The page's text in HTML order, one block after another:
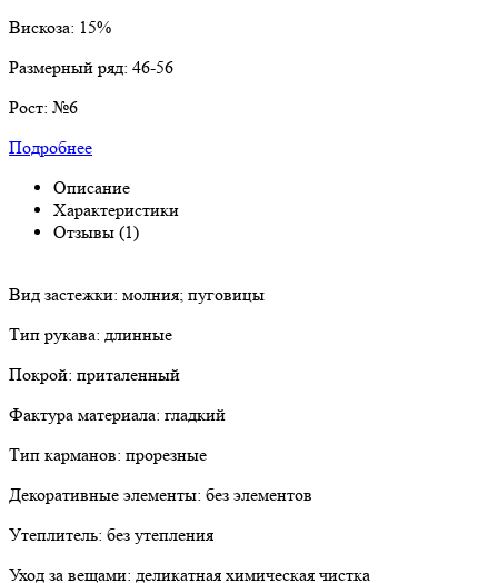
Вискоза: 15%
Размерный ряд: 46-56
Рост: №6
Подробнее
Описание
Характеристики
Отзывы (1)
Вид застежки: молния; пуговицы
Тип рукава: длинные
Покрой: приталенный
Фактура материала: гладкий
Тип карманов: прорезные
Декоративные элементы: без элементов
Утеплитель: без утепления
Уход за вещами: деликатная химическая чистка